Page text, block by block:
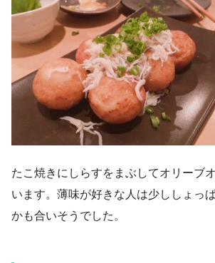
たこ焼きにしらすをまぶしてオリーブ
います。薄味が好きな人は少ししょっ
かも合いそうでした。